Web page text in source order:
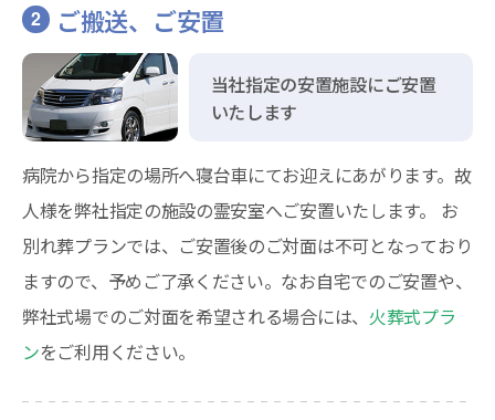
2 ご搬送、ご安置
当社指定の安置施設にご安置
いたします
病院から指定の場所へ寝台車にてお迎えにあがります。故
人様を弊社指定の施設の霊安室へご安置いたします。 お
別れ葬プランでは、ご安置後のご対面は不可となっており
ますので、予めご了承ください。なお自宅でのご安置や、
弊社式場でのご対面を希望される場合には、 火葬式プラ
ンをご利用ください。